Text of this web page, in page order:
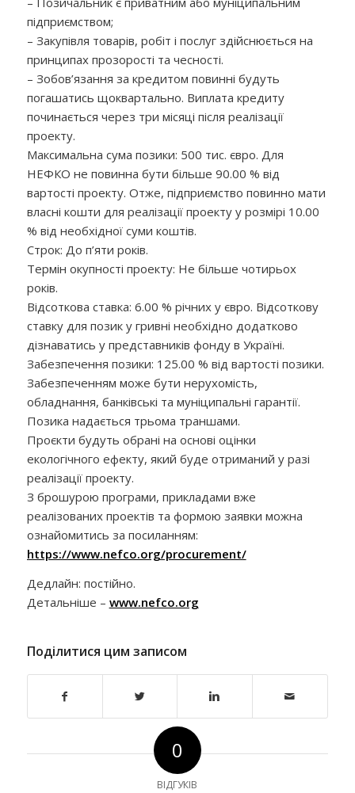
підприємством;
– Закупівля товарів, робіт і послуг здійснюється на
принципах прозорості та чесності.
– Зобов’язання за кредитом повинні будуть
погашатись щоквартально. Виплата кредиту
починається через три місяці після реалізації
проекту.
Максимальна сума позики: 500 тис. євро. Для
НЕФКО не повинна бути більше 90.00 % від
вартості проекту. Отже, підприємство повинно мати
власні кошти для реалізації проекту у розмірі 10.00
% від необхідної суми коштів.
Строк: До п’яти років.
Термін окупності проекту: Не більше чотирьох
років.
Відсоткова ставка: 6.00 % річних у євро. Відсоткову
ставку для позик у гривні необхідно додатково
дізнаватись у представників фонду в Україні.
Забезпечення позики: 125.00 % від вартості позики.
Забезпеченням може бути нерухомість,
обладнання, банківські та муніципальні гарантії.
Позика надається трьома траншами.
Проєкти будуть обрані на основі оцінки
екологічного ефекту, який буде отриманий у разі
реалізації проекту.
З брошурою програми, прикладами вже
реалізованих проектів та формою заявки можна
ознайомитись за посиланням:
https://www.nefco.org/procurement/
Дедлайн: постійно.
Детальніше – www.nefco.org
Поділитися цим записом
0
ВІДГУКІВ